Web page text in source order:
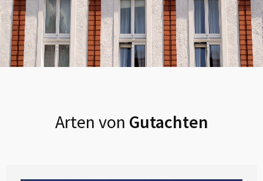
Arten von Gutachten